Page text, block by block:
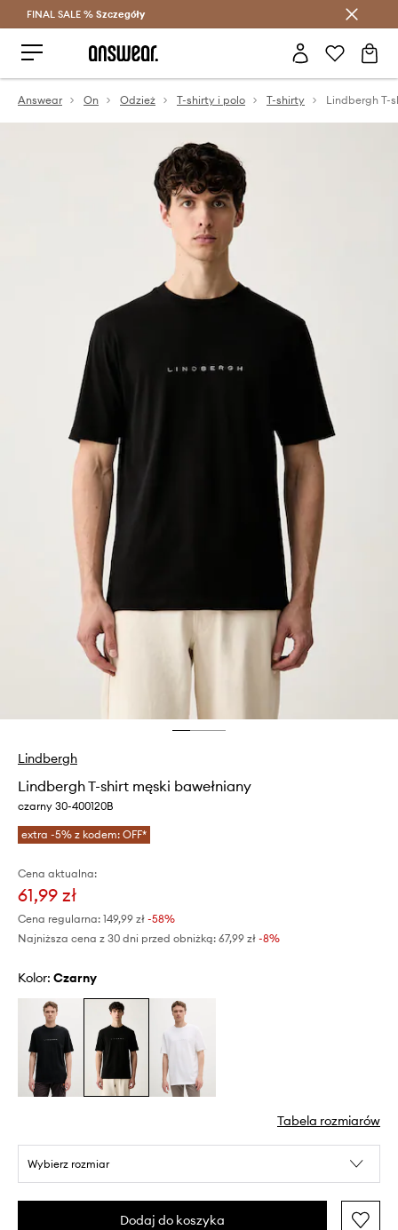
Oszczędzaj z Answear Club >
FINAL SALE % Szczegóły
Answear On Odzież T-shirty i polo T-shirty
Lindbergh
Lindbergh T-shirt męski bawełniany
czarny 30-400120B
extra -5% z kodem: OFF*
Cena aktualna:
61,99 zł
Cena regularna: 149,99 zł -58%
Najniższa cena z 30 dni przed obniżką: 67,99 zł -8%
Kolor: czarny
Tabela rozmiarów
Wybierz rozmiar
Dodaj do koszyka